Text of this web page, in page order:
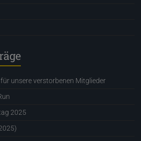
unsere verstorbenen Mitglieder
2025